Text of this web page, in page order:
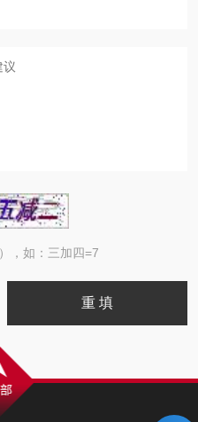
，如：三加四=7